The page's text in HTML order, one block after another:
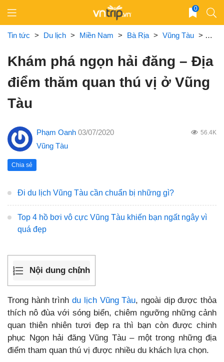
content
0
Tin tức > Du lịch > Miền Nam > Bà Rịa > Vũng Tàu >
Khám phá ngọn hải đăng – Địa
điểm thăm quan thú vị ở Vũng
Tàu
Phạm Oanh 03/07/2020 56.4K
Vũng Tàu
Chia sẻ
Đi du lịch Vũng Tàu cần chuẩn bị những gì?
Top 4 hồ bơi vô cực Vũng Tàu khiến bạn ngất ngây vì
quá đẹp
Nội dung chính
Trong hành trìnhdu lịch Vũng Tàu, ngoài dịp được thỏa
thích nô đùa với sóng biển, chiêm ngưỡng những cảnh
quan thiên nhiên tươi đẹp ra thì bạn còn được chinh
phục Ngọn hải đăng Vũng Tàu – một trong những địa
điểm tham quan thú vị được nhiều du khách lựa chọn.